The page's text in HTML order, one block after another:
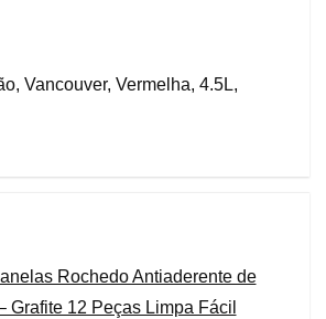
Vancouver, Vermelha, 4.5L,